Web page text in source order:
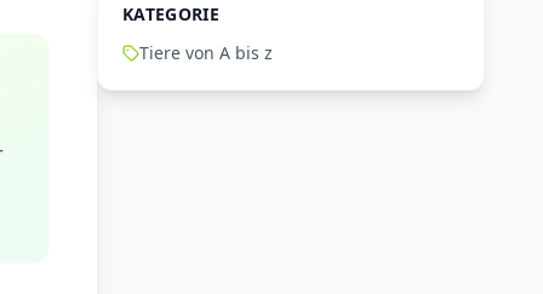
KATEGORIE
Tiere von A bis z